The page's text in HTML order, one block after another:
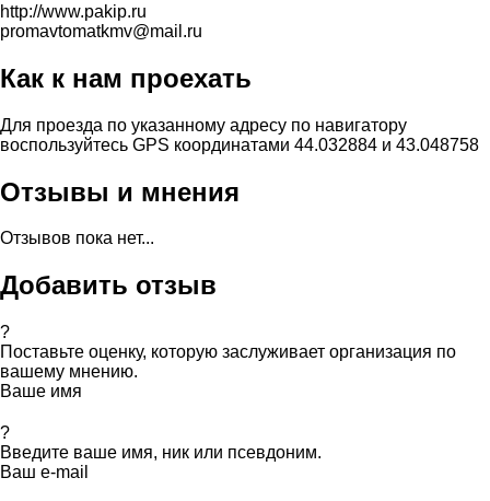
http://www.pakip.ru
promavtomatkmv@mail.ru
Как к нам проехать
Для проезда по указанному адресу по навигатору
воспользуйтесь GPS координатами 44.032884 и 43.048758
Отзывы и мнения
Отзывов пока нет...
Добавить отзыв
?
Поставьте оценку, которую заслуживает организация по
вашему мнению.
Ваше имя
?
Введите ваше имя, ник или псевдоним.
Ваш e-mail